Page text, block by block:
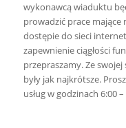
wykonawcą wiaduktu
prowadzić prace mające
dostępie do sieci
zapewnienie ciągłości
przepraszamy. Ze
były jak najkrótsze.
usług w godzinach 6:00 –